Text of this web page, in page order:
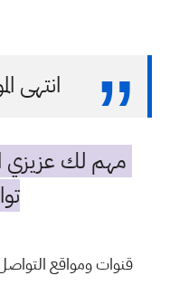
انتهى
مهم لك عزيزي
قنوات ومواقع